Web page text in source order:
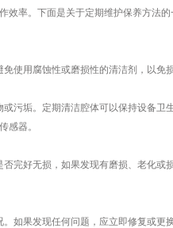
效率。下面是关于定期维护保养方法的
用腐蚀性或磨损性的清洁剂，以免损
垢。定期清洁腔体可以保持设备卫
感器。
好无损，如果发现有磨损、老化或
果发现任何问题，应立即修复或更换